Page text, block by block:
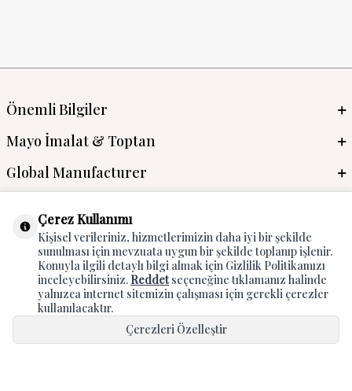
Önemli Bilgiler
Mayo İmalat & Toptan
Global Manufacturer
Çerez Kullanımı
Kişisel verileriniz, hizmetlerimizin daha iyi bir şekilde
sunulması için mevzuata uygun bir şekilde toplanıp işlenir.
Konuyla ilgili detaylı bilgi almak için Gizlilik Politikamızı
inceleyebilirsiniz. Reddetseçeneğine tıklamanız halinde
yalnızca internet sitemizin çalışması için gerekli çerezler
kullanılacaktır.
Çerezleri Özelleştir